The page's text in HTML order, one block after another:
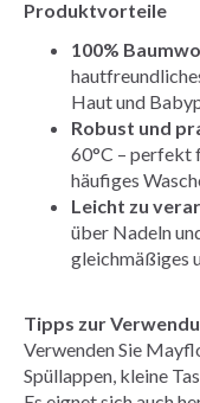
Produktvorteile
100%
Haut und
Robust und
60°C – perfekt
häufiges
Leicht zu
über Nadeln
gleichmäßiges
Tipps zur
Verwenden Sie
Spüllappen, kleine